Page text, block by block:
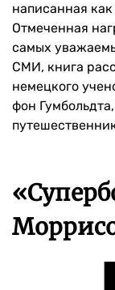
написанная
Отмеченная
самых
СМИ, книга
немецкого
фон